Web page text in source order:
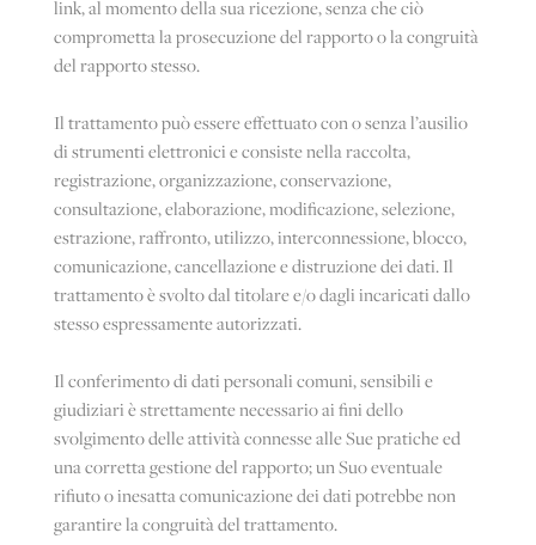
link, al momento della sua ricezione, senza che ciò
comprometta la prosecuzione del rapporto o la congruità
del rapporto stesso.
Il trattamento può essere effettuato con o senza l’ausilio
di strumenti elettronici e consiste nella raccolta,
registrazione, organizzazione, conservazione,
consultazione, elaborazione, modificazione, selezione,
estrazione, raffronto, utilizzo, interconnessione, blocco,
comunicazione, cancellazione e distruzione dei dati. Il
trattamento è svolto dal titolare e/o dagli incaricati dallo
stesso espressamente autorizzati.
Il conferimento di dati personali comuni, sensibili e
giudiziari è strettamente necessario ai fini dello
svolgimento delle attività connesse alle Sue pratiche ed
una corretta gestione del rapporto; un Suo eventuale
rifiuto o inesatta comunicazione dei dati potrebbe non
garantire la congruità del trattamento.